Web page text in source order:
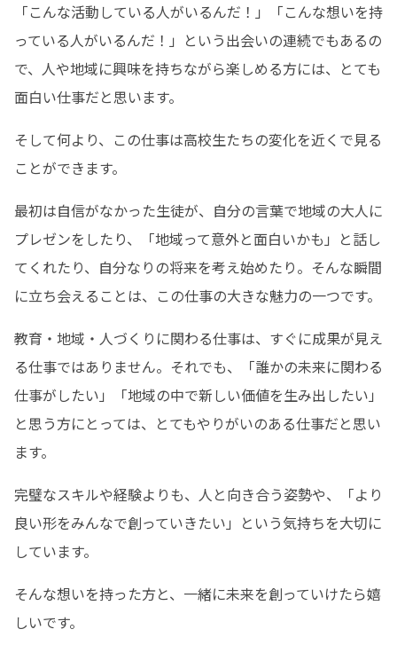
「こんな活動している人がいるんだ！」「こんな想いを持
っている人がいるんだ！」という出会いの連続でもあるの
で、人や地域に興味を持ちながら楽しめる方には、とても
面白い仕事だと思います。
そして何より、この仕事は高校生たちの変化を近くで見る
ことができます。
最初は自信がなかった生徒が、自分の言葉で地域の大人に
プレゼンをしたり、「地域って意外と面白いかも」と話し
てくれたり、自分なりの将来を考え始めたり。そんな瞬間
に立ち会えることは、この仕事の大きな魅力の一つです。
教育・地域・人づくりに関わる仕事は、すぐに成果が見え
る仕事ではありません。それでも、「誰かの未来に関わる
仕事がしたい」「地域の中で新しい価値を生み出したい」
と思う方にとっては、とてもやりがいのある仕事だと思い
ます。
完璧なスキルや経験よりも、人と向き合う姿勢や、「より
良い形をみんなで創っていきたい」という気持ちを大切に
しています。
そんな想いを持った方と、一緒に未来を創っていけたら嬉
しいです。